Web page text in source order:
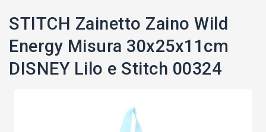
STITCH Zainetto Zaino Wild
Energy Misura 30x25x11cm
DISNEY Lilo e Stitch 00324